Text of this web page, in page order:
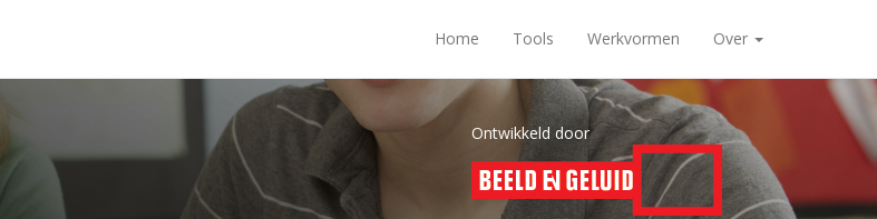
Home Tools Werkvormen Over
Ontwikkeld door